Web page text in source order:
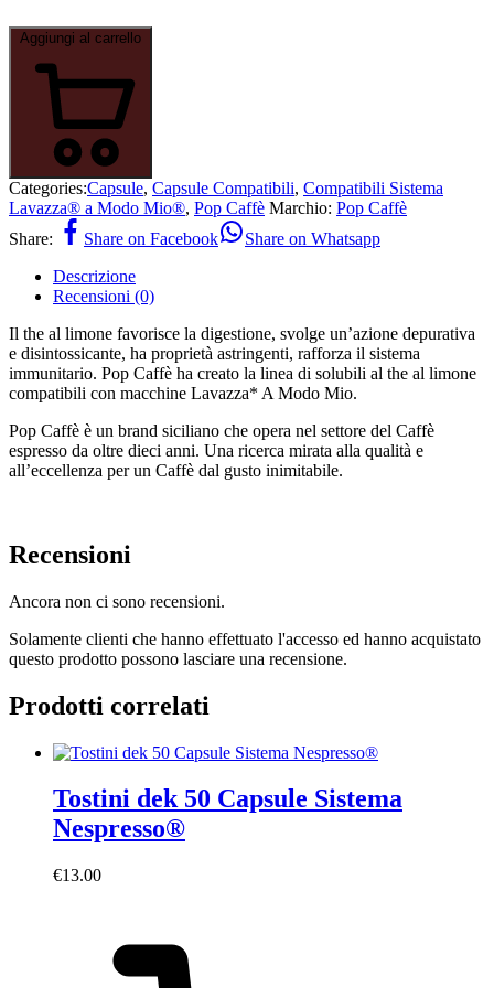
Aggiungi al carrello
Categories:Capsule, Capsule Compatibili, Compatibili Sistema
Lavazza® a Modo Mio®, Pop Caffè Marchio: Pop Caffè
Share:
Share on Facebook
Share on Whatsapp
Descrizione
Recensioni (0)
Il the al limone favorisce la digestione, svolge un’azione depurativa
e disintossicante, ha proprietà astringenti, rafforza il sistema
immunitario. Pop Caffè ha creato la linea di solubili al the al limone
compatibili con macchine Lavazza* A Modo Mio.
Pop Caffè è un brand siciliano che opera nel settore del Caffè
espresso da oltre dieci anni. Una ricerca mirata alla qualità e
all’eccellenza per un Caffè dal gusto inimitabile.
Recensioni
Ancora non ci sono recensioni.
Solamente clienti che hanno effettuato l'accesso ed hanno acquistato
questo prodotto possono lasciare una recensione.
Prodotti correlati
Tostini dek 50 Capsule Sistema
Nespresso®
€13.00